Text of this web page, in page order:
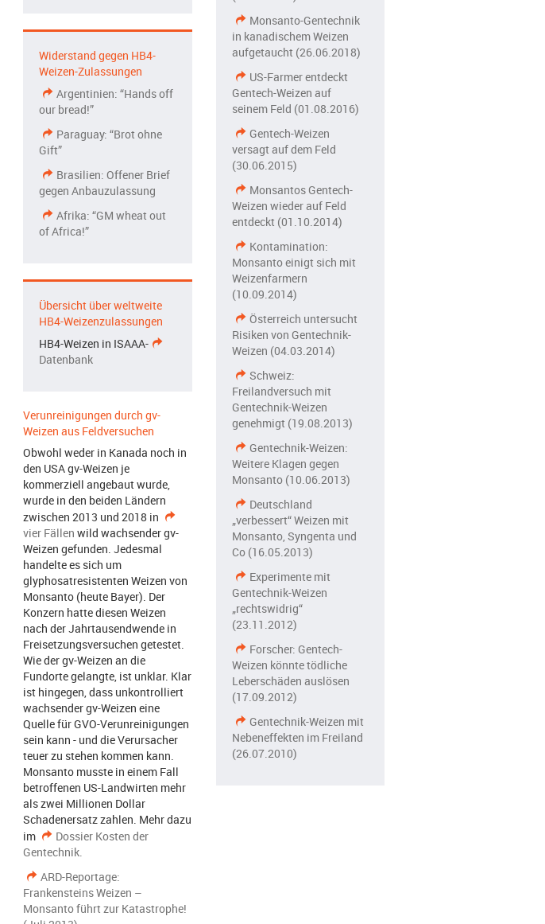
Widerstand gegen HB4-
Weizen-Zulassungen
Argentinien: “Hands off
our bread!”
Paraguay: “Brot ohne
Gift”
Brasilien: Offener Brief
gegen Anbauzulassung
Afrika: “GM wheat out
of Africa!”
Übersicht über weltweite
HB4-Weizenzulassungen
HB4-Weizen in ISAAA-
Datenbank
Verunreinigungen durch gv-
Weizen aus Feldversuchen
Obwohl weder in Kanada noch in
den USA gv-Weizen je
kommerziell angebaut wurde,
wurde in den beiden Ländern
zwischen 2013 und 2018 in
vier Fällen wild wachsender gv-
Weizen gefunden. Jedesmal
handelte es sich um
glyphosatresistenten Weizen von
Monsanto (heute Bayer). Der
Konzern hatte diesen Weizen
nach der Jahrtausendwende in
Freisetzungsversuchen getestet.
Wie der gv-Weizen an die
Fundorte gelangte, ist unklar. Klar
ist hingegen, dass unkontrolliert
wachsender gv-Weizen eine
Quelle für GVO-Verunreinigungen
sein kann - und die Verursacher
teuer zu stehen kommen kann.
Monsanto musste in einem Fall
betroffenen US-Landwirten mehr
als zwei Millionen Dollar
Schadenersatz zahlen. Mehr dazu
im
Dossier Kosten der
Gentechnik.
ARD-Reportage:
Frankensteins Weizen –
Monsanto führt zur Katastrophe!
Monsanto-Gentechnik
in kanadischem Weizen
aufgetaucht (26.06.2018)
US-Farmer entdeckt
Gentech-Weizen auf
seinem Feld (01.08.2016)
Gentech-Weizen
versagt auf dem Feld
(30.06.2015)
Monsantos Gentech-
Weizen wieder auf Feld
entdeckt (01.10.2014)
Kontamination:
Monsanto einigt sich mit
Weizenfarmern
(10.09.2014)
Österreich untersucht
Risiken von Gentechnik-
Weizen (04.03.2014)
Schweiz:
Freilandversuch mit
Gentechnik-Weizen
genehmigt (19.08.2013)
Gentechnik-Weizen:
Weitere Klagen gegen
Monsanto (10.06.2013)
Deutschland
„verbessert“ Weizen mit
Monsanto, Syngenta und
Co (16.05.2013)
Experimente mit
Gentechnik-Weizen
„rechtswidrig“
(23.11.2012)
Forscher: Gentech-
Weizen könnte tödliche
Leberschäden auslösen
(17.09.2012)
Gentechnik-Weizen mit
Nebeneffekten im Freiland
(26.07.2010)